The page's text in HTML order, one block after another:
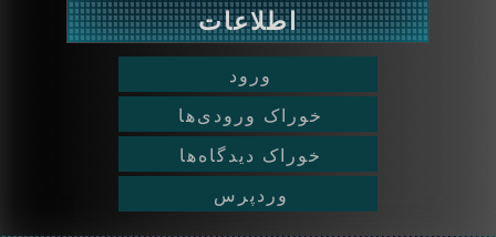
اطلاعات
ورود
خوراک ورودی‌ها
خوراک دیدگاه‌ها
وردپرس